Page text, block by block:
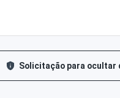
Solicitação para ocultar